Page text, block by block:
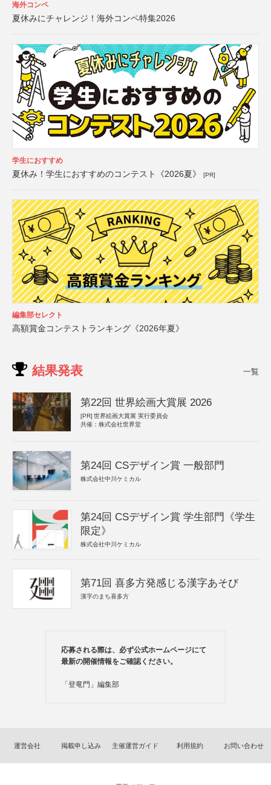
海外コンペ
夏休みにチャレンジ！海外コンペ特集2026
学生におすすめ
夏休み！学生におすすめのコンテスト《2026夏》 [PR]
編集部セレクト
高額賞金コンテストランキング《2026年夏》
結果発表 一覧
第22回 世界絵画大賞展 2026
[PR] 世界絵画大賞展 実行委員会
共催：株式会社世界堂
第24回 CSデザイン賞 一般部門
株式会社中川ケミカル
第24回 CSデザイン賞 学生部門《学生
限定》
株式会社中川ケミカル
第71回 喜多方発感じる漢字あそび
漢字のまち喜多方
応募される際は、必ず公式ホームページにて
最新の開催情報をご確認ください。
「登竜門」編集部
運営会社 掲載申し込み 主催運営ガイド 利用規約 お問い合わせ